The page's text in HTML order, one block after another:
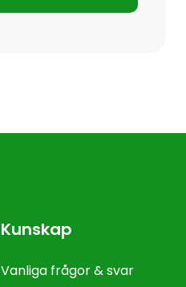
Kunskap
Vanliga frågor & svar